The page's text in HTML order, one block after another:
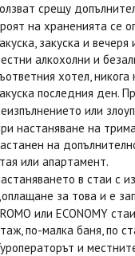
срещу
на храненията се
закуска и
алкохолни и
хотел,
последния ден.
или
настаняване на
на
или апартамент.
в стаи с
за това и е
или ECONOMY
по-малка баня, по
и